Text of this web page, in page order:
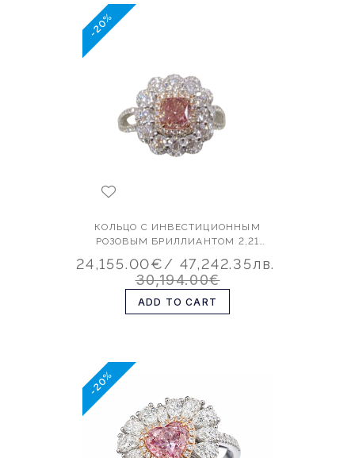
-20%
КОЛЬЦО С ИНВЕСТИЦИОННЫМ
РОЗОВЫМ БРИЛЛИАНТОМ 2,21
24,155.00€/ 47,242.35лв.
30,194.00€
ADD TO CART
-20%